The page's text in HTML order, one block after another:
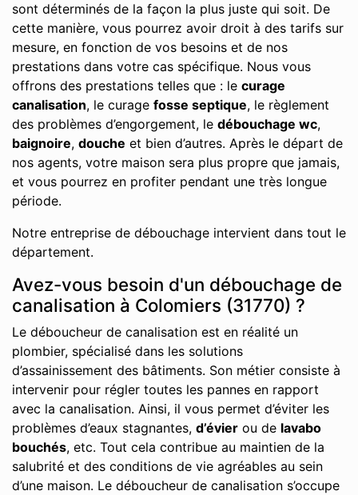
sont déterminés de la façon la plus juste qui soit. De
cette manière, vous pourrez avoir droit à des tarifs sur
mesure, en fonction de vos besoins et de nos
prestations dans votre cas spécifique. Nous vous
offrons des prestations telles que : le curage
canalisation, le curage fosse septique, le règlement
des problèmes d’engorgement, le débouchage wc,
baignoire, douche et bien d’autres. Après le départ de
nos agents, votre maison sera plus propre que jamais,
et vous pourrez en profiter pendant une très longue
période.
Notre entreprise de débouchage intervient dans tout le
département.
Avez-vous besoin d'un débouchage de
canalisation à Colomiers (31770) ?
Le déboucheur de canalisation est en réalité un
plombier, spécialisé dans les solutions
d’assainissement des bâtiments. Son métier consiste à
intervenir pour régler toutes les pannes en rapport
avec la canalisation. Ainsi, il vous permet d’éviter les
problèmes d’eaux stagnantes, d’évier ou de lavabo
bouchés, etc. Tout cela contribue au maintien de la
salubrité et des conditions de vie agréables au sein
d’une maison. Le déboucheur de canalisation s’occupe